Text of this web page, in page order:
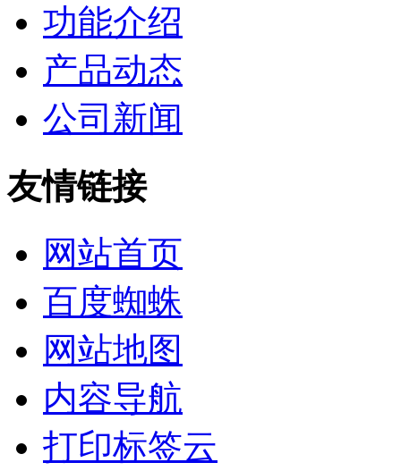
功能介绍
产品动态
公司新闻
友情链接
网站首页
百度蜘蛛
网站地图
内容导航
打印标签云